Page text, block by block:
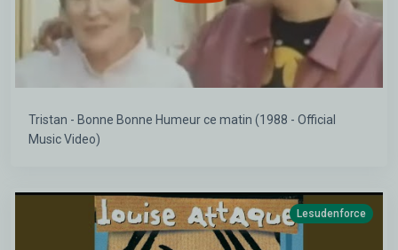
Tristan - Bonne Bonne Humeur ce matin (1988 - Official
Music Video)
Lesudenforce